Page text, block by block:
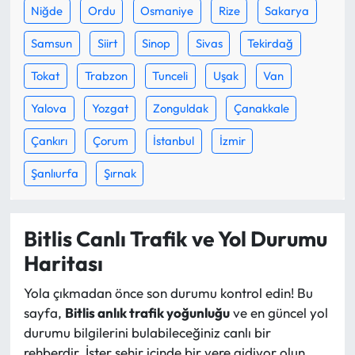
Niğde Ordu Osmaniye Rize Sakarya
Samsun Siirt Sinop Sivas Tekirdağ
Tokat Trabzon Tunceli Uşak Van
Yalova Yozgat Zonguldak Çanakkale
Çankırı Çorum İstanbul İzmir
Şanlıurfa Şırnak
Bitlis Canlı Trafik ve Yol Durumu
Haritası
Yola çıkmadan önce son durumu kontrol edin! Bu
sayfa, Bitlis anlık trafik yoğunluğuve en güncel yol
durumu bilgilerini bulabileceğiniz canlı bir
Siyaset
Spor
Sungurlu Haberleri
Turizm
Uğurludağ Haberleri
Yayla Haber
Yemek Tarifleri
Yerel Haberler